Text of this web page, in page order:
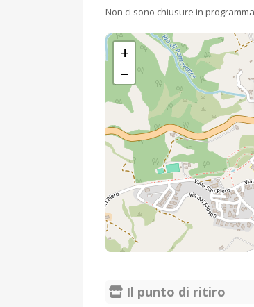
Non ci sono chiusure in
+
−
Il punto di ritiro